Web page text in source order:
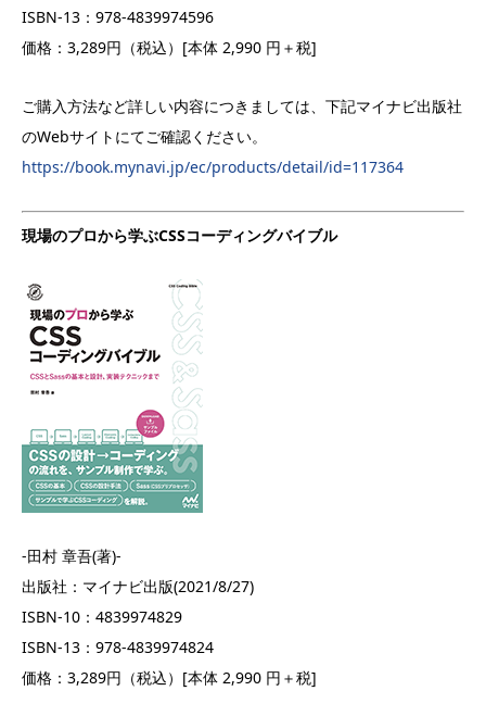
ISBN-13： 978-4839974596
価格：3,289円（税込）[本体 2,990 円＋税]
ご購入方法など詳しい内容につきましては、下記マイナビ出版社
のWebサイトにてご確認ください。
https://book.mynavi.jp/ec/products/detail/id=117364
現場のプロから学ぶCSSコーディングバイブル
-田村 章吾(著)-
出版社：マイナビ出版(2021/8/27)
ISBN-10：4839974829
ISBN-13：978-4839974824
価格：3,289円（税込）[本体 2,990 円＋税]